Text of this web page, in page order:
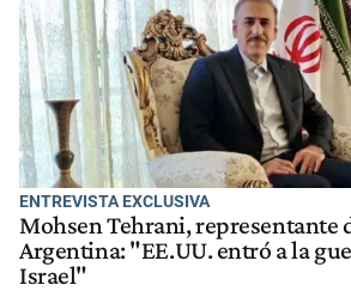
ENTREVISTA EXCLUSIVA
Mohsen Tehrani, representante
Argentina: "EE.UU. entró a la
Israel"